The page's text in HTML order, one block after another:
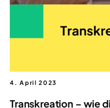
4. April 2023
Transkreation – wie